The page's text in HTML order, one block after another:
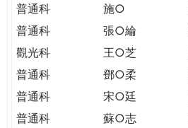
普通科
施○
普通科
張○綸
觀光科
王○芝
普通科
鄧○柔
普通科
宋○廷
普通科
蘇○志